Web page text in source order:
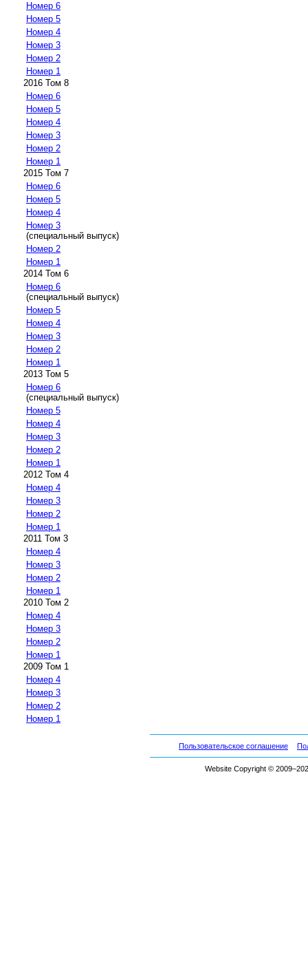
Номер 6
Номер 5
Номер 4
Номер 3
Номер 2
Номер 1
2016 Том 8
Номер 6
Номер 5
Номер 4
Номер 3
Номер 2
Номер 1
2015 Том 7
Номер 6
Номер 5
Номер 4
Номер 3
(специальный выпуск)
Номер 2
Номер 1
2014 Том 6
Номер 6
(специальный выпуск)
Номер 5
Номер 4
Номер 3
Номер 2
Номер 1
2013 Том 5
Номер 6
(специальный выпуск)
Номер 5
Номер 4
Номер 3
Номер 2
Номер 1
2012 Том 4
Номер 4
Номер 3
Номер 2
Номер 1
2011 Том 3
Номер 4
Номер 3
Номер 2
Номер 1
2010 Том 2
Номер 4
Номер 3
Номер 2
Номер 1
2009 Том 1
Номер 4
Номер 3
Номер 2
Номер 1
Пользовательское соглашение
Website Copyright ©